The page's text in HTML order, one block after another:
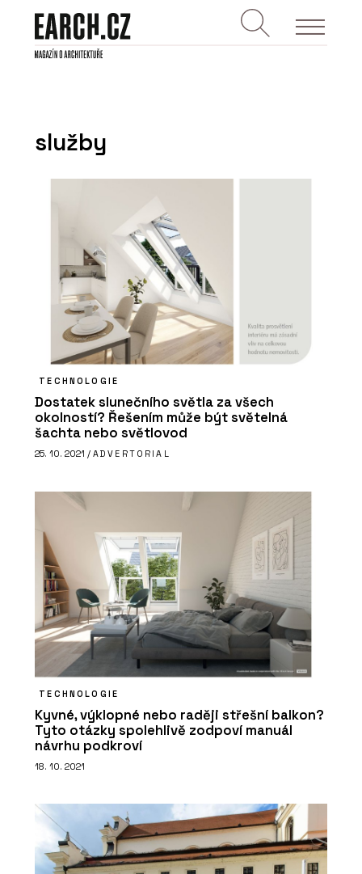
služby
TECHNOLOGIE
Dostatek slunečního světla za všech
okolností? Řešením může být světelná
šachta nebo světlovod
25. 10. 2021 / ADVERTORIAL
TECHNOLOGIE
Kyvné, výklopné nebo raději střešní balkon?
Tyto otázky spolehlivě zodpoví manuál
návrhu podkroví
18. 10. 2021